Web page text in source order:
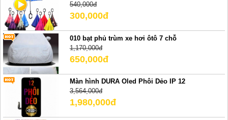
540,000đ
300,000đ
010 bạt phủ trùm xe hơi ôtô 7 chỗ
1,170,000đ
650,000đ
Màn hình DURA Oled Phôi Dẻo IP 12
3,564,000đ
1,980,000đ